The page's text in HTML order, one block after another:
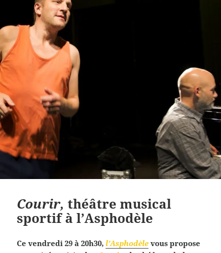
Courir, théâtre musical
sportif à l’Asphodèle
Ce vendredi 29 à 20h30,l’Asphodèle vous propose